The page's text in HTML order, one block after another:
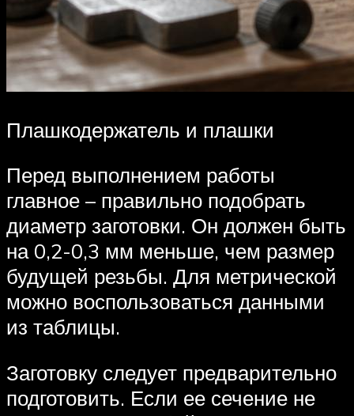
Плашкодержатель и плашки
Перед выполнением работы
главное – правильно подобрать
диаметр заготовки. Он должен быть
на 0,2-0,3 мм меньше, чем размер
будущей резьбы. Для метрической
можно воспользоваться данными
из таблицы.
Заготовку следует предварительно
подготовить. Если ее сечение не